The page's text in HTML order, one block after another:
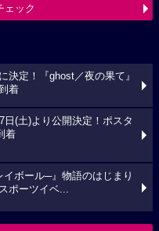
ェック
決定！『ghost／夜の果て』
着
日(土)より公開決定！ポスタ
着
イボール─』物語のはじまり
ポーツイベ...